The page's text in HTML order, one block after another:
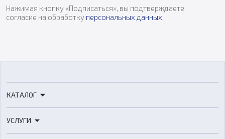
Нажимая кнопку «Подписаться», вы подтверждаете
согласие на обработку персональных данных.
КАТАЛОГ
3D-сканеры
УСЛУГИ